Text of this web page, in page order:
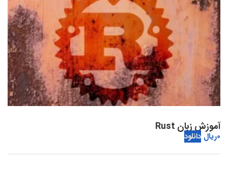
آموزش زبان Rust
0ریال دانلود